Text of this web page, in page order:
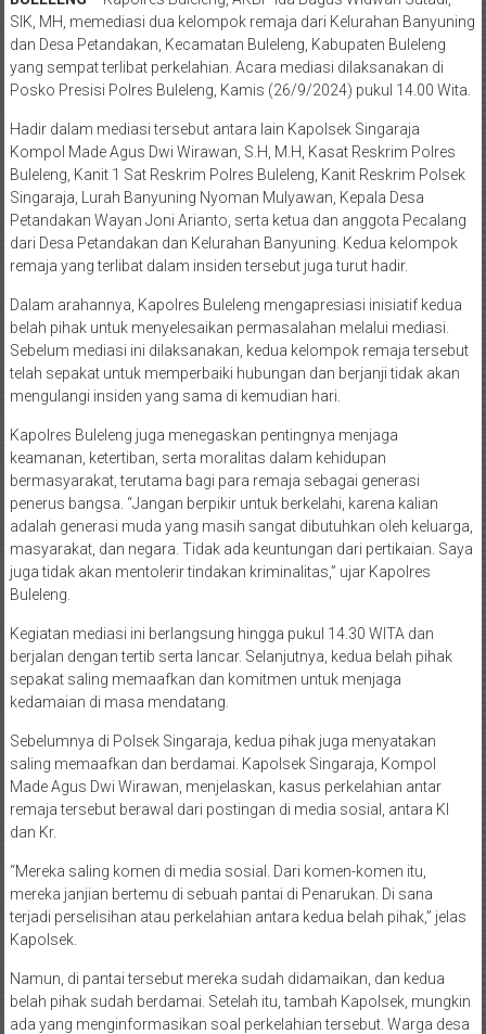
SIK, MH, memediasi dua kelompok remaja dari Kelurahan Banyuning
dan Desa Petandakan, Kecamatan Buleleng, Kabupaten Buleleng
yang sempat terlibat perkelahian. Acara mediasi dilaksanakan di
Posko Presisi Polres Buleleng, Kamis (26/9/2024) pukul 14.00 Wita.
Hadir dalam mediasi tersebut antara lain Kapolsek Singaraja
Kompol Made Agus Dwi Wirawan, S.H, M.H, Kasat Reskrim Polres
Buleleng, Kanit 1 Sat Reskrim Polres Buleleng, Kanit Reskrim Polsek
Singaraja, Lurah Banyuning Nyoman Mulyawan, Kepala Desa
Petandakan Wayan Joni Arianto, serta ketua dan anggota Pecalang
dari Desa Petandakan dan Kelurahan Banyuning. Kedua kelompok
remaja yang terlibat dalam insiden tersebut juga turut hadir.
Dalam arahannya, Kapolres Buleleng mengapresiasi inisiatif kedua
belah pihak untuk menyelesaikan permasalahan melalui mediasi.
Sebelum mediasi ini dilaksanakan, kedua kelompok remaja tersebut
telah sepakat untuk memperbaiki hubungan dan berjanji tidak akan
mengulangi insiden yang sama di kemudian hari.
Kapolres Buleleng juga menegaskan pentingnya menjaga
keamanan, ketertiban, serta moralitas dalam kehidupan
bermasyarakat, terutama bagi para remaja sebagai generasi
penerus bangsa. “Jangan berpikir untuk berkelahi, karena kalian
adalah generasi muda yang masih sangat dibutuhkan oleh keluarga,
masyarakat, dan negara. Tidak ada keuntungan dari pertikaian. Saya
juga tidak akan mentolerir tindakan kriminalitas,” ujar Kapolres
Buleleng.
Kegiatan mediasi ini berlangsung hingga pukul 14.30 WITA dan
berjalan dengan tertib serta lancar. Selanjutnya, kedua belah pihak
sepakat saling memaafkan dan komitmen untuk menjaga
kedamaian di masa mendatang.
Sebelumnya di Polsek Singaraja, kedua pihak juga menyatakan
saling memaafkan dan berdamai. Kapolsek Singaraja, Kompol
Made Agus Dwi Wirawan, menjelaskan, kasus perkelahian antar
remaja tersebut berawal dari postingan di media sosial, antara KI
dan Kr.
“Mereka saling komen di media sosial. Dari komen-komen itu,
mereka janjian bertemu di sebuah pantai di Penarukan. Di sana
terjadi perselisihan atau perkelahian antara kedua belah pihak,” jelas
Kapolsek.
Namun, di pantai tersebut mereka sudah didamaikan, dan kedua
belah pihak sudah berdamai. Setelah itu, tambah Kapolsek, mungkin
ada yang menginformasikan soal perkelahian tersebut. Warga desa